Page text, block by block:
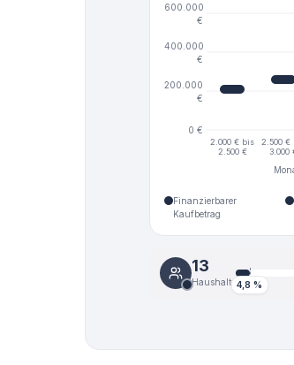
600.000
€
400.000
€
200.000
€
0 €
2.000 € bis
2.500 €
2.500 €
3.000
Finanzierbarer
Kaufbetrag
13
Haushalte 4,8 %